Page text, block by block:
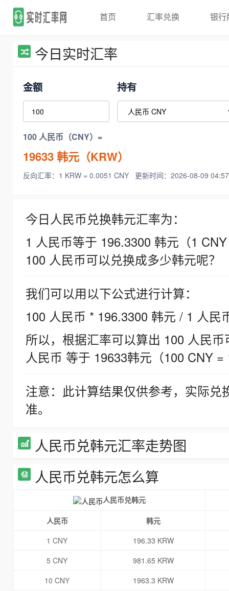
首页 汇率兑换 银行
今日实时汇率
金额 持有
100 人民币（CNY）=
19633韩元（KRW）
反向汇率：1 KRW = 0.0051 CNY 更新时间：2026-08-09
今日人民币兑换韩元汇率为：
1 人民币等于 196.3300 韩元（1
100 人民币可以兑换成多少韩元呢？
我们可以用以下公式进行计算：
100 人民币 * 196.3300 韩元 / 1 人民
所以，根据汇率可以算出 100 人民
人民币 等于 19633韩元（100 CNY =
注意：此计算结果仅供参考，实际
准。
人民币兑韩元汇率走势图
人民币兑韩元怎么算
人民币兑韩元
人民币
韩元
1 CNY
196.33 KRW
5 CNY
981.65 KRW
10 CNY
1963.3 KRW